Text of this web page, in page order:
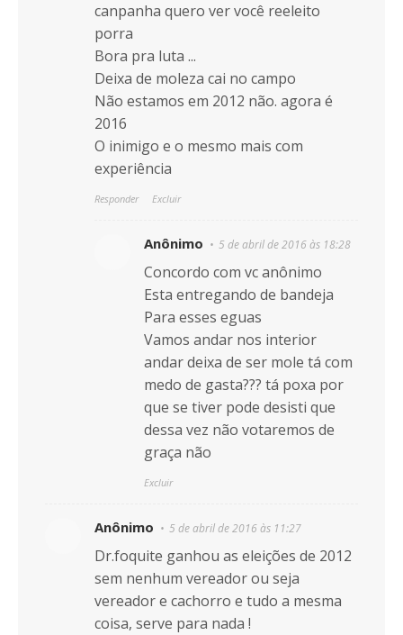
canpanha quero ver você reeleito
porra
Bora pra luta ...
Deixa de moleza cai no campo
Não estamos em 2012 não. agora é
2016
O inimigo e o mesmo mais com
experiência
Responder Excluir
Anônimo 5 de abril de 2016 às 18:28
Concordo com vc anônimo
Esta entregando de bandeja
Para esses eguas
Vamos andar nos interior
andar deixa de ser mole tá com
medo de gasta??? tá poxa por
que se tiver pode desisti que
dessa vez não votaremos de
graça não
Excluir
Anônimo 5 de abril de 2016 às 11:27
Dr.foquite ganhou as eleições de 2012
sem nenhum vereador ou seja
vereador e cachorro e tudo a mesma
coisa, serve para nada !